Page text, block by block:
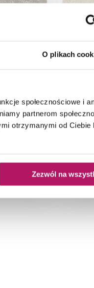
O plikach
społecznościowe i
partnerom
otrzymanymi od Ciebie
Zezwól na
Rekt.
cena